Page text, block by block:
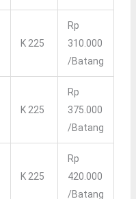
K 225
Rp
310.000
/batang
K 225
Rp
375.000
/batang
K 225
Rp
420.000
/batang